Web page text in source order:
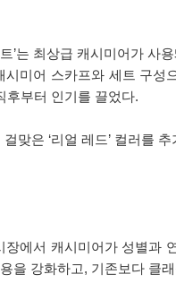
’는 최상급 캐시미어가 사
미어 스카프와 세트 구
후부터 인기를 끌었다.
맞은 ‘리얼 레드’ 컬러를
에서 캐시미어가 성별과
을 강화하고, 기존보다 클